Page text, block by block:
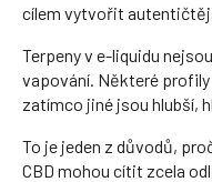
cílem vytvořit
Terpeny v e-liquidu
vapování. Některé
zatímco jiné jsou hlubší,
To je jeden z důvodů,
CBD mohou cítit zcela